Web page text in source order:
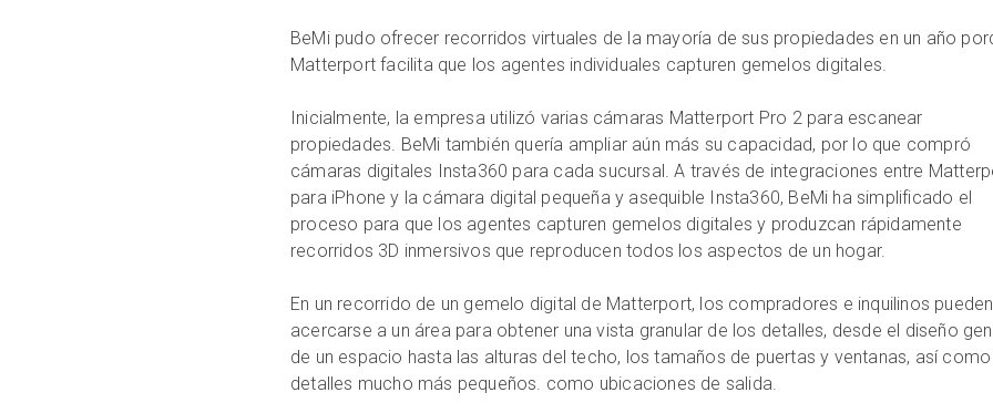
BeMi pudo ofrecer recorridos virtuales de la mayoría de sus propiedades en un año
Matterport facilita que los agentes individuales capturen gemelos digitales.
Inicialmente, la empresa utilizó varias cámaras Matterport Pro 2 para escanear
propiedades. BeMi también quería ampliar aún más su capacidad, por lo que compró
cámaras digitales Insta360 para cada sucursal. A través de integraciones entre
para iPhone y la cámara digital pequeña y asequible Insta360, BeMi ha simplificado el
proceso para que los agentes capturen gemelos digitales y produzcan rápidamente
recorridos 3D inmersivos que reproducen todos los aspectos de un hogar.
En un recorrido de un gemelo digital de Matterport, los compradores e inquilinos pueden
acercarse a un área para obtener una vista granular de los detalles, desde el diseño
de un espacio hasta las alturas del techo, los tamaños de puertas y ventanas, así como
detalles mucho más pequeños. como ubicaciones de salida.